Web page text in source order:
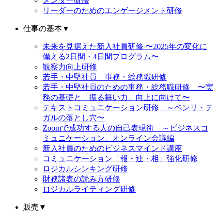
リーダーのためのエンゲージメント研修
仕事の基本▼
未来を見据えた新入社員研修 〜2025年の変化に
備える2日間・4日間プログラム〜
観察力向上研修
若手・中堅社員 事務・総務職研修
若手・中堅社員のための事務・総務職研修 〜実
務の基礎と「振る舞い力」向上に向けて〜
テキストコミュニケーション研修 ～ベンリ・テ
ガルの落とし穴〜
Zoomで成功する人の自己表現術 ～ビジネスコ
ミュニケーション、オンライン会議編
新入社員のためのビジネスマインド講座
コミュニケーション「報・連・相」強化研修
ロジカルシンキング研修
財務諸表の読み方研修
ロジカルライティング研修
販売 ▼